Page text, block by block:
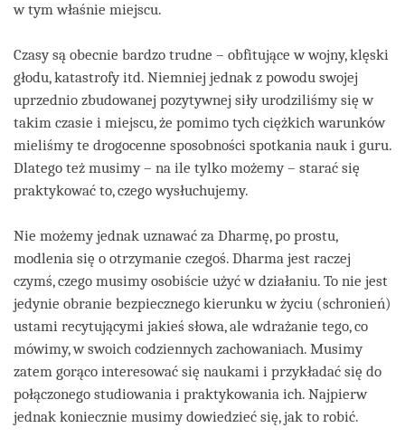
w tym właśnie miejscu.
Czasy są obecnie bardzo trudne – obfitujące w wojny, klęski
głodu, katastrofy itd. Niemniej jednak z powodu swojej
uprzednio zbudowanej pozytywnej siły urodziliśmy się w
takim czasie i miejscu, że pomimo tych ciężkich warunków
mieliśmy te drogocenne sposobności spotkania nauk i guru.
Dlatego też musimy – na ile tylko możemy – starać się
praktykować to, czego wysłuchujemy.
Nie możemy jednak uznawać za Dharmę, po prostu,
modlenia się o otrzymanie czegoś. Dharma jest raczej
czymś, czego musimy osobiście użyć w działaniu. To nie jest
jedynie obranie bezpiecznego kierunku w życiu (schronień)
ustami recytującymi jakieś słowa, ale wdrażanie tego, co
mówimy, w swoich codziennych zachowaniach. Musimy
zatem gorąco interesować się naukami i przykładać się do
połączonego studiowania i praktykowania ich. Najpierw
jednak koniecznie musimy dowiedzieć się, jak to robić.